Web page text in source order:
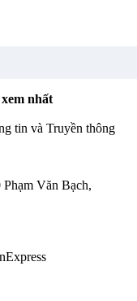
nhất
tin và Truyền thông
Văn Bạch,